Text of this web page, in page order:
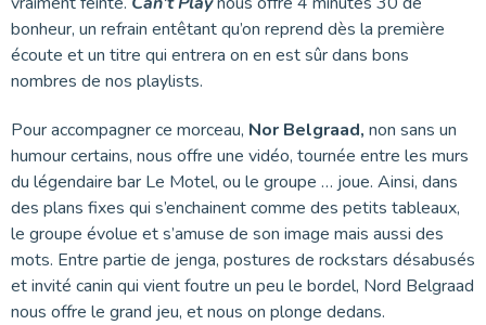
bonheur, un refrain entêtant qu’on reprend dès la première
écoute et un titre qui entrera on en est sûr dans bons
nombres de nos playlists.
Pour accompagner ce morceau, Nor Belgraad, non sans un
humour certains, nous offre une vidéo, tournée entre les murs
du légendaire bar Le Motel, ou le groupe … joue. Ainsi, dans
des plans fixes qui s’enchainent comme des petits tableaux,
le groupe évolue et s’amuse de son image mais aussi des
mots. Entre partie de jenga, postures de rockstars désabusés
et invité canin qui vient foutre un peu le bordel, Nord Belgraad
nous offre le grand jeu, et nous on plonge dedans.